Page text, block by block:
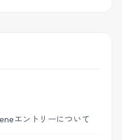
エントリーについて